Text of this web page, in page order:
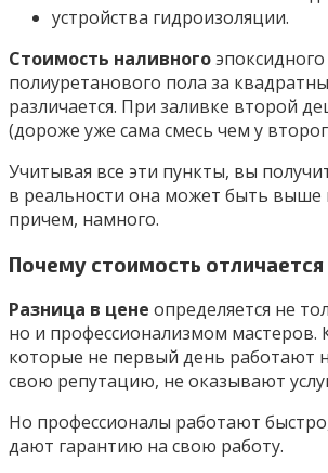
устройства гидроизоляции.
Стоимость наливного
полиуретанового пола за
различается. При заливке второй
(дороже уже сама смесь чем у
Учитывая все эти пункты, вы
в реальности она может быть выше
причем, намного.
Почему стоимость отличается
Разница в цене определяется не
но и профессионализмом мастеров.
которые не первый день работают
свою репутацию, не оказывают
Но профессионалы работают
дают гарантию на свою работу.